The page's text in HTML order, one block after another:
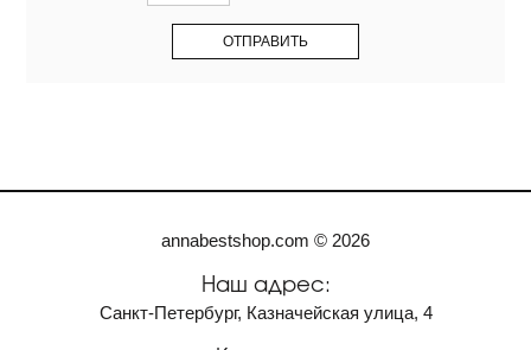
annabestshop.com © 2026
Наш адрес:
Санкт-Петербург, Казначейская улица, 4